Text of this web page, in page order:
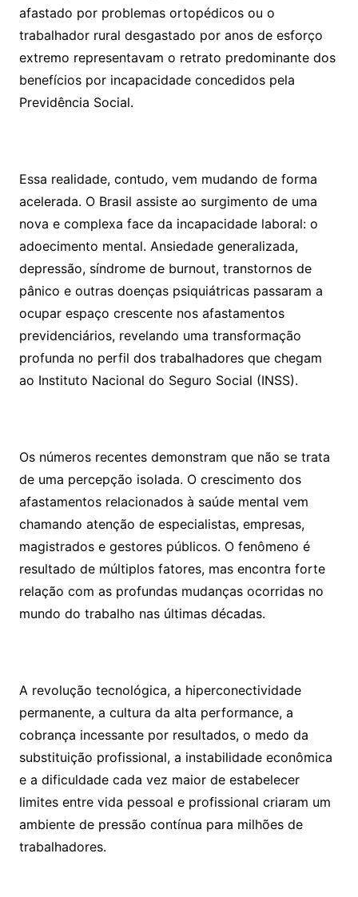
afastado por problemas ortopédicos ou o
trabalhador rural desgastado por anos de esforço
extremo representavam o retrato predominante dos
benefícios por incapacidade concedidos pela
Previdência Social.
Essa realidade, contudo, vem mudando de forma
acelerada. O Brasil assiste ao surgimento de uma
nova e complexa face da incapacidade laboral: o
adoecimento mental. Ansiedade generalizada,
depressão, síndrome de burnout, transtornos de
pânico e outras doenças psiquiátricas passaram a
ocupar espaço crescente nos afastamentos
previdenciários, revelando uma transformação
profunda no perfil dos trabalhadores que chegam
ao Instituto Nacional do Seguro Social (INSS).
Os números recentes demonstram que não se trata
de uma percepção isolada. O crescimento dos
afastamentos relacionados à saúde mental vem
chamando atenção de especialistas, empresas,
magistrados e gestores públicos. O fenômeno é
resultado de múltiplos fatores, mas encontra forte
relação com as profundas mudanças ocorridas no
mundo do trabalho nas últimas décadas.
A revolução tecnológica, a hiperconectividade
permanente, a cultura da alta performance, a
cobrança incessante por resultados, o medo da
substituição profissional, a instabilidade econômica
e a dificuldade cada vez maior de estabelecer
limites entre vida pessoal e profissional criaram um
ambiente de pressão contínua para milhões de
trabalhadores.